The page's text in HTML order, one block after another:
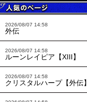
2026/08/07 14:58
外伝
2026/08/07 14:58
ルーンレイピア【XIII】
2026/08/07 14:58
クリスタルハープ【外伝】